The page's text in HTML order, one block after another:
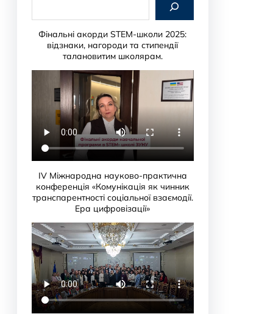
a
Фінальні акорди STEM-школи 2025:
відзнаки, нагороди та стипендії
талановитим школярам.
IV Міжнародна науково-практична
конференція «Комунікація як чинник
транспарентності соціальної взаємодії.
Ера цифровізації»